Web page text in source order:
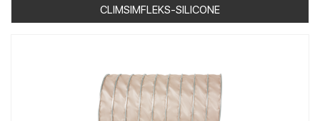
CLIMSIMFLEKS-SILICONE